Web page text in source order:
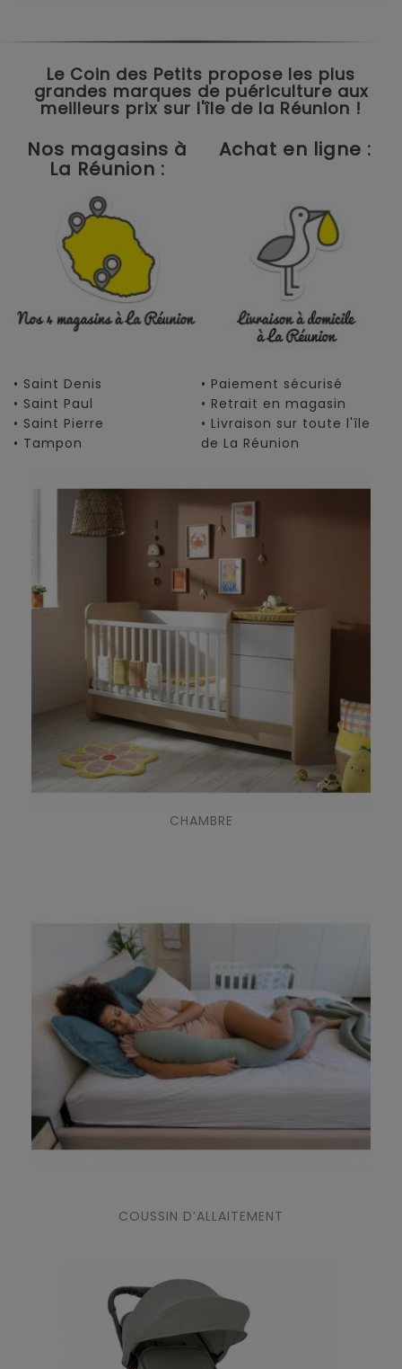
Le Coin des Petits propose les plus
grandes marques de puériculture aux
meilleurs prix sur l'île de la Réunion !
Nos magasins à
La Réunion :
Achat en ligne :
• Saint Denis
• Saint Paul
• Saint Pierre
• Tampon
• Paiement sécurisé
• Retrait en magasin
• Livraison sur toute l'île
de La Réunion
CHAMBRE
COUSSIN D’ALLAITEMENT